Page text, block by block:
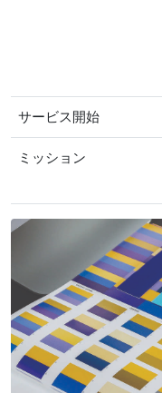
サービス開始
ミッション